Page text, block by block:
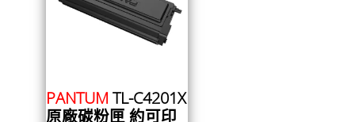
PANTUM TL-C4201X
原廠碳粉匣 約可印